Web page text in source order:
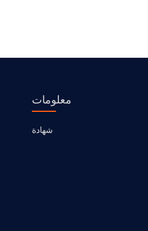
معلومات
شهادة